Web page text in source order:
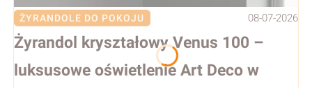
ŻYRANDOLE DO POKOJU 08-07-2026
Żyrandol kryształowy Venus 100 –
luksusowe oświetlenie Art Deco w